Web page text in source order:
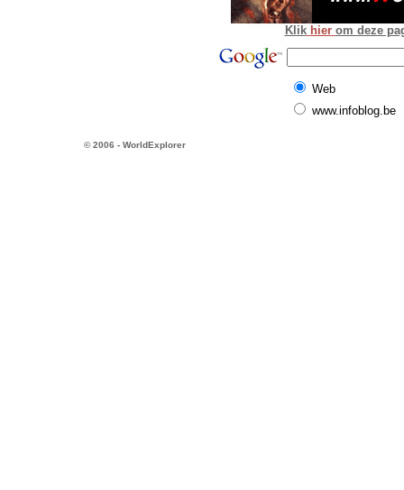
Klik hier om deze
Web
www.infoblog.be
© 2006 - WorldExplorer